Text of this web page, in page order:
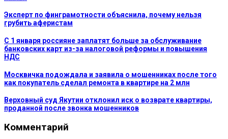
Эксперт по финграмотности объяснила, почему нельзя
грубить аферистам
С 1 января россияне заплатят больше за обслуживание
банковских карт из-за налоговой реформы и повышения
НДС
Москвичка подождала и заявила о мошенниках после того
как покупатель сделал ремонта в квартире на 2 млн
Верховный суд Якутии отклонил иск о возврате квартиры,
проданной после звонка мошенников
Комментарий